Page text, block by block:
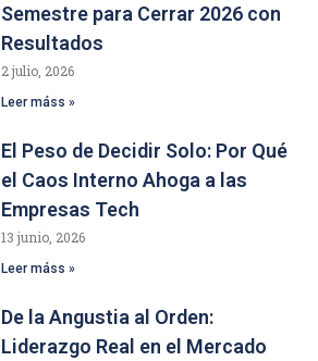
Semestre para Cerrar 2026 con
Resultados
2 julio, 2026
Leer máss »
El Peso de Decidir Solo: Por Qué
el Caos Interno Ahoga a las
Empresas Tech
13 junio, 2026
Leer máss »
De la Angustia al Orden:
Liderazgo Real en el Mercado